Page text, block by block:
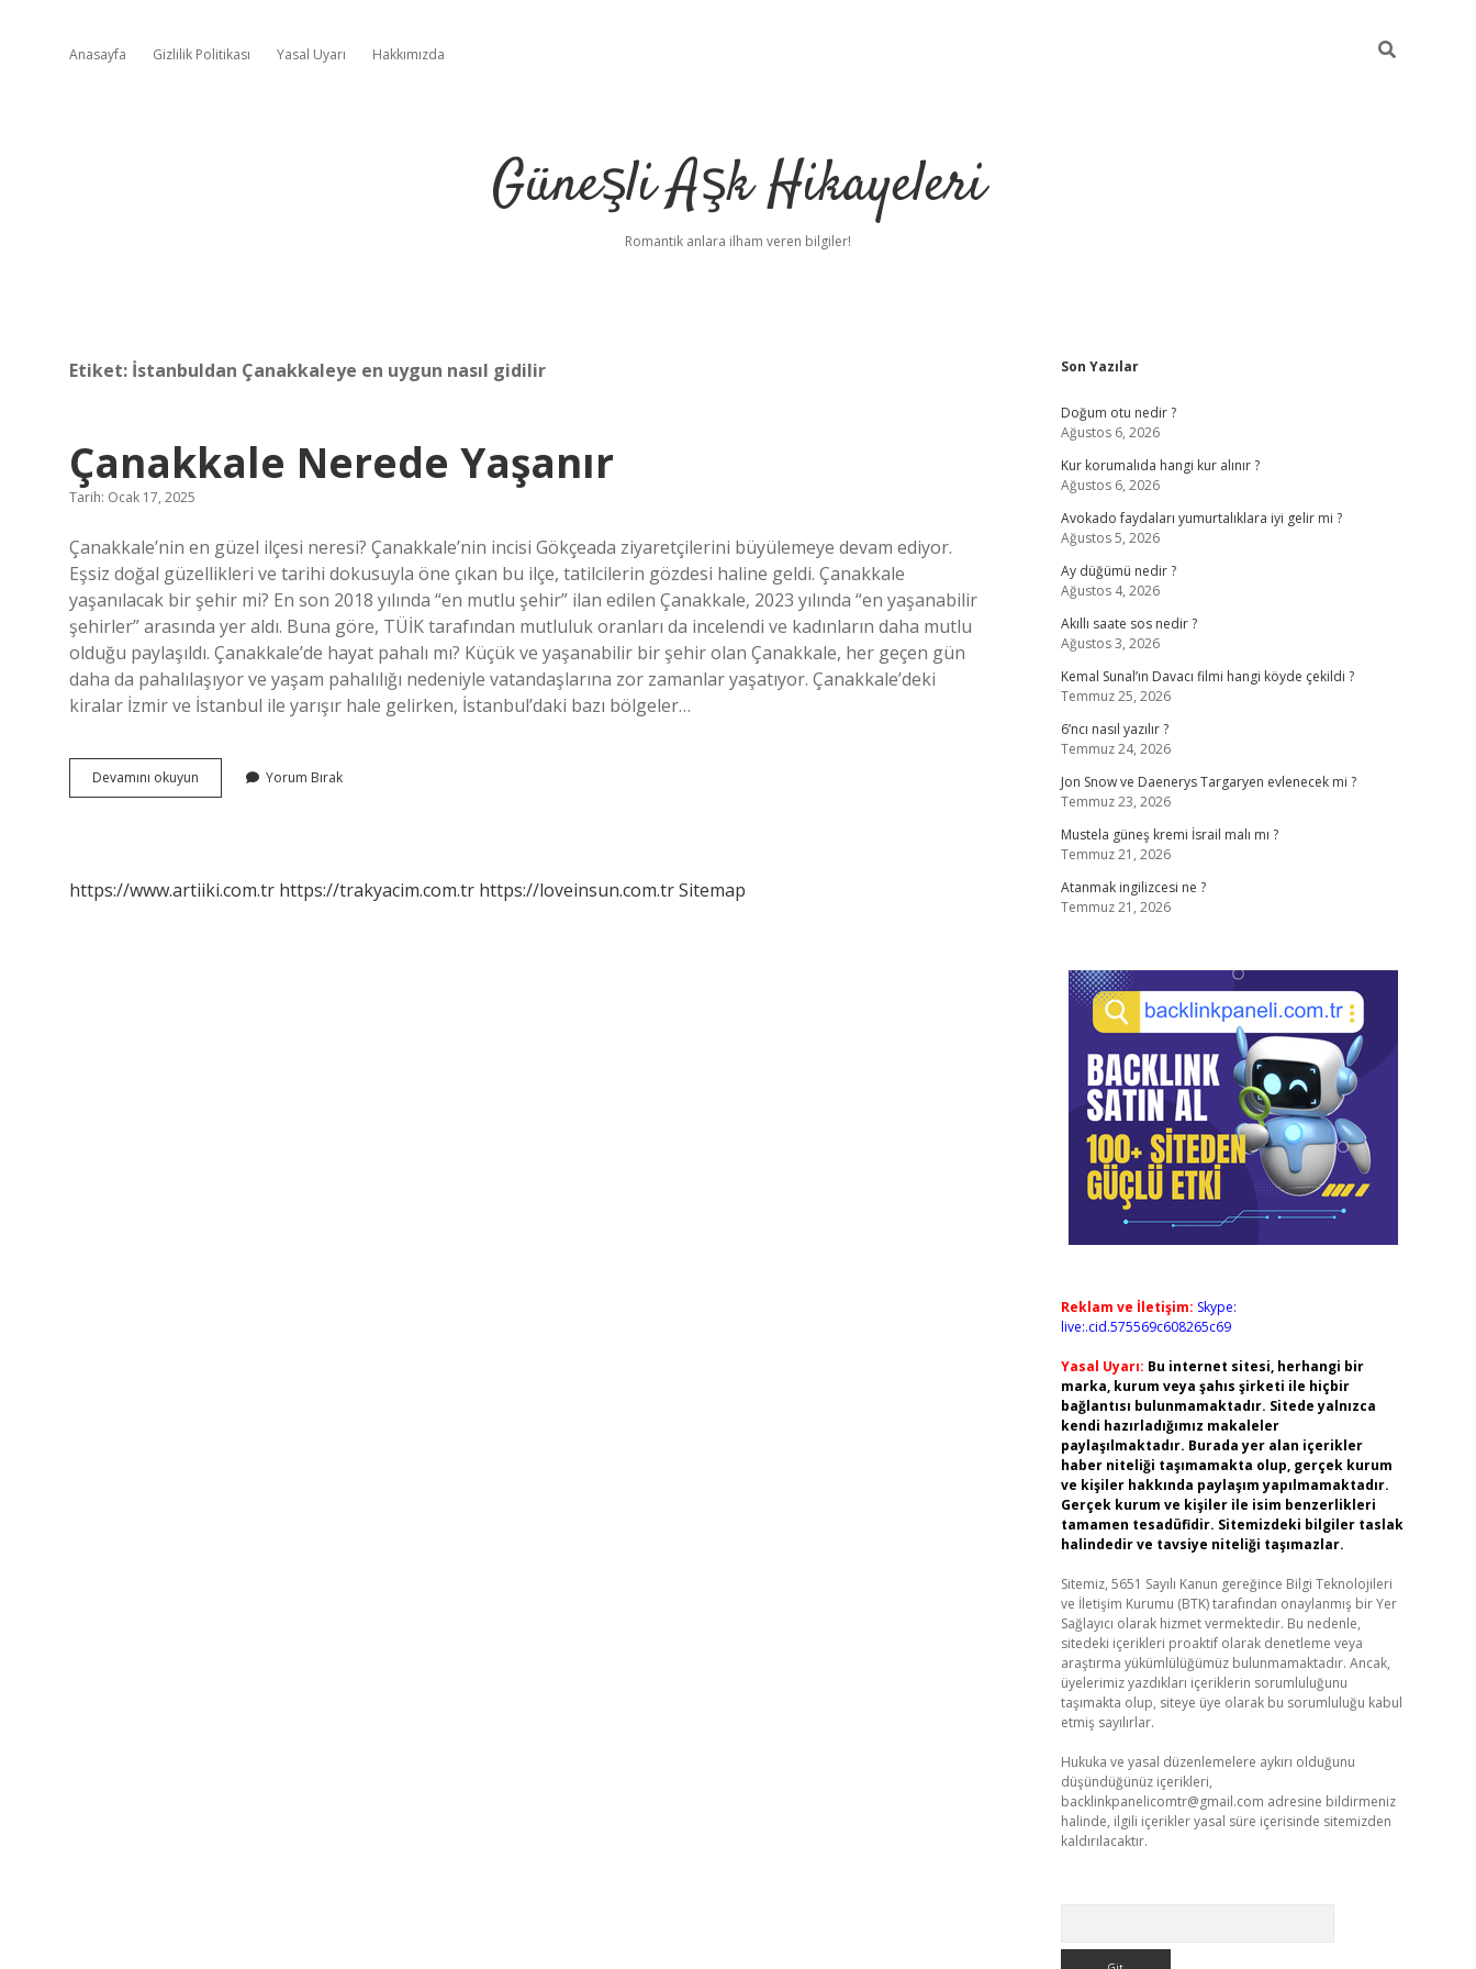
Anasayfa Gizlilik Politikası Yasal Uyarı Hakkımızda
Güneşli Aşk Hikayeleri
Romantik anlara ilham veren bilgiler!
Etiket: İstanbuldan Çanakkaleye en uygun nasıl gidilir
Çanakkale Nerede Yaşanır
Tarih: Ocak 17, 2025
Çanakkale’nin en güzel ilçesi neresi? Çanakkale’nin incisi Gökçeada ziyaretçilerini büyülemeye devam ediyor.
Eşsiz doğal güzellikleri ve tarihi dokusuyla öne çıkan bu ilçe, tatilcilerin gözdesi haline geldi. Çanakkale
yaşanılacak bir şehir mi? En son 2018 yılında “en mutlu şehir” ilan edilen Çanakkale, 2023 yılında “en yaşanabilir
şehirler” arasında yer aldı. Buna göre, TÜİK tarafından mutluluk oranları da incelendi ve kadınların daha mutlu
olduğu paylaşıldı. Çanakkale’de hayat pahalı mı? Küçük ve yaşanabilir bir şehir olan Çanakkale, her geçen gün
daha da pahalılaşıyor ve yaşam pahalılığı nedeniyle vatandaşlarına zor zamanlar yaşatıyor. Çanakkale’deki
kiralar İzmir ve İstanbul ile yarışır hale gelirken, İstanbul’daki bazı bölgeler…
Devamını okuyun Çanakkale
Nerede
Yorum Bırak
https://www.artiiki.com.tr https://trakyacim.com.tr https://loveinsun.com.trSitemap
Sidebar
Son Yazılar
Doğum otu nedir ?
Ağustos 6, 2026
Kur korumalıda hangi kur alınır ?
Ağustos 6, 2026
Avokado faydaları yumurtalıklara iyi gelir mi ?
Ağustos 5, 2026
Ay düğümü nedir ?
Ağustos 4, 2026
Akıllı saate sos nedir ?
Ağustos 3, 2026
Kemal Sunal’ın Davacı filmi hangi köyde çekildi ?
Temmuz 25, 2026
6’ncı nasıl yazılır ?
Temmuz 24, 2026
Jon Snow ve Daenerys Targaryen evlenecek mi ?
Temmuz 23, 2026
Mustela güneş kremi İsrail malı mı ?
Temmuz 21, 2026
Atanmak ingilizcesi ne ?
Temmuz 21, 2026
Reklam ve İletişim: Skype:
live:.cid.575569c608265c69
Yasal Uyarı: Bu internet sitesi, herhangi bir
marka, kurum veya şahıs şirketi ile hiçbir
bağlantısı bulunmamaktadır. Sitede yalnızca
kendi hazırladığımız makaleler
paylaşılmaktadır. Burada yer alan içerikler
haber niteliği taşımamakta olup, gerçek kurum
ve kişiler hakkında paylaşım yapılmamaktadır.
Gerçek kurum ve kişiler ile isim benzerlikleri
tamamen tesadüfidir. Sitemizdeki bilgiler taslak
halindedir ve tavsiye niteliği taşımazlar.
Sitemiz, 5651 Sayılı Kanun gereğince Bilgi Teknolojileri
ve İletişim Kurumu (BTK) tarafından onaylanmış bir Yer
Sağlayıcı olarak hizmet vermektedir. Bu nedenle,
sitedeki içerikleri proaktif olarak denetleme veya
araştırma yükümlülüğümüz bulunmamaktadır. Ancak,
üyelerimiz yazdıkları içeriklerin sorumluluğunu
taşımakta olup, siteye üye olarak bu sorumluluğu kabul
etmiş sayılırlar.
Hukuka ve yasal düzenlemelere aykırı olduğunu
düşündüğünüz içerikleri,
backlinkpanelicomtr@gmail.com adresine bildirmeniz
halinde, ilgili içerikler yasal süre içerisinde sitemizden
kaldırılacaktır.
betci